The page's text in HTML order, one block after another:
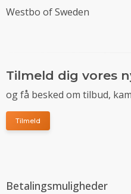
Westbo of Sweden
Tilmeld dig vores
og få besked om tilbud,
Tilmeld
Betalingsmuligheder